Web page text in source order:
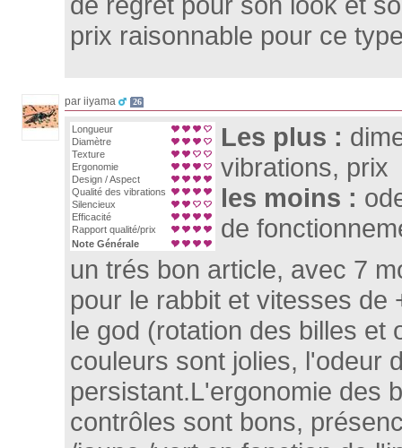
prix raisonnable pour ce
par iiyama 26
Longueur
Diamètre
Texture
Ergonomie
Design / Aspect
Qualité des vibrations
Silencieux
Efficacité
Rapport qualité/prix
Note Générale
Les plus :
vibrations, prix
les moins :
de
un trés bon article, avec 7
pour le rabbit et vitesses de
le god (rotation des billes et
couleurs sont jolies, l'odeur
persistant.L'ergonomie des
contrôles sont bons,